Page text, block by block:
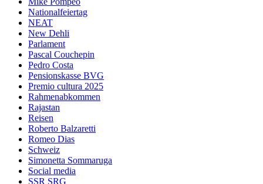
Nationalfeiertag
NEAT
New Dehli
Parlament
Pascal Couchepin
Pedro Costa
Pensionskasse BVG
Premio cultura 2025
Rahmenabkommen
Rajastan
Reisen
Roberto Balzaretti
Romeo Dias
Schweiz
Simonetta Sommaruga
Social media
SSR SRG